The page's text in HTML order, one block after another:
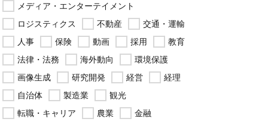
メディア・エンターテイメント
ロジスティクス
不動産
交通・運輸
人事
保険 動画 採用
教育
法律・法務
海外動向
環境保護
画像生成
研究開発 経営
経理
自治体
製造業
観光
転職・キャリア
農業 金融